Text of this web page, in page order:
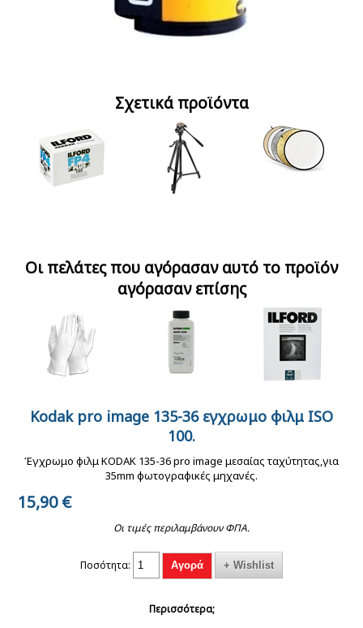
Σχετικά προϊόντα
ISO 125
τρίποδο με κεφαλή 3
κινήσεων
reflector set 80cm
ασπρόμαυρο φιλμ
135-36 ISO 400 35mm.
Οι πελάτες που αγόρασαν αυτό το προϊόν
αγόρασαν επίσης
Reflecta γάντια λευκά
Ilford rapid fixer για
ασπρόμαυρο φιλμ και
Ilford Multigrade IV
Φωτογραφικό Χαρτί
Kodak pro image 135-36 εγχρωμο φιλμ ISO
100.
Έγχρωμο φιλμ KODAK 135-36 pro image μεσαίας ταχύτητας,για
35mm φωτογραφικές μηχανές.
15,90€
Οι τιμές περιλαμβάνουν ΦΠΑ.
Ποσότητα:
Περισσότερα;